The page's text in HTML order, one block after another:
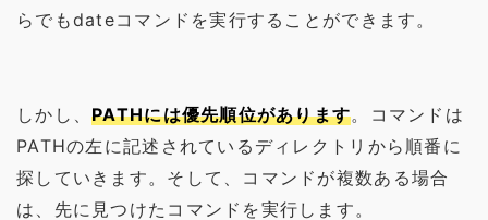
らでもdateコマンドを実行することができます。
しかし、PATHには優先順位があります。コマンドは
PATHの左に記述されているディレクトリから順番に
探していきます。そして、コマンドが複数ある場合
は、先に見つけたコマンドを実行します。